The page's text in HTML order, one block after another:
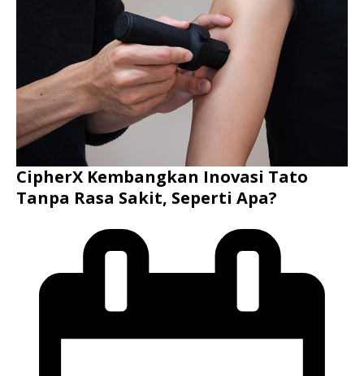
CipherX Kembangkan Inovasi Tato
Tanpa Rasa Sakit, Seperti Apa?